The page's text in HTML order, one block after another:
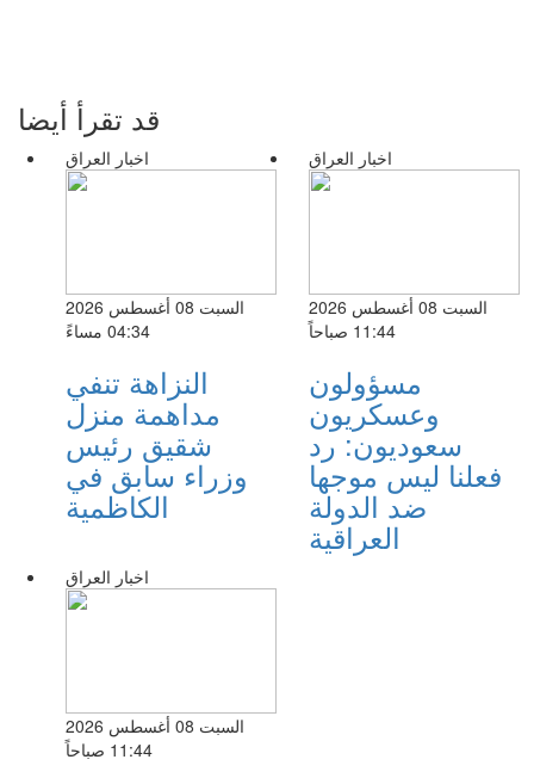
قد تقرأ أيضا
اخبار العراق
السبت 08 أغسطس 2026
04:34 مساءً
النزاهة تنفي
مداهمة منزل
شقيق رئيس
وزراء سابق في
الكاظمية
اخبار العراق
السبت 08 أغسطس 2026
11:44 صباحاً
مسؤولون
وعسكريون
سعوديون: رد
فعلنا ليس موجها
ضد الدولة
العراقية
اخبار العراق
السبت 08 أغسطس 2026
11:44 صباحاً